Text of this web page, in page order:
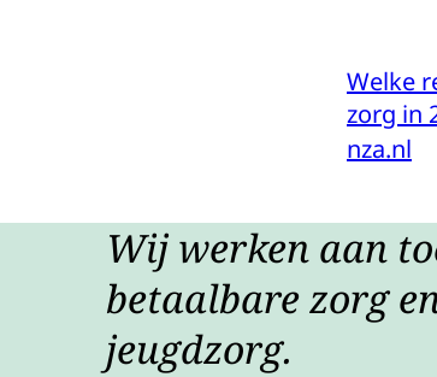
Welke
zorg in
nza.nl
Wij werken aan
betaalbare zorg
jeugdzorg.